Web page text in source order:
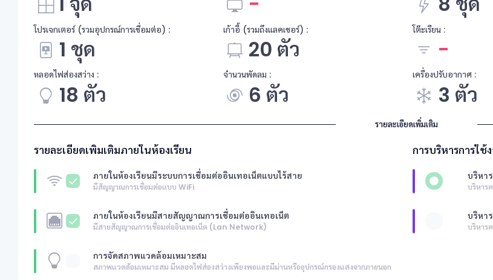
โปรเจกเตอร์ (รวมอุปกรณ์การเชื่อมต่อ) :
1 ชุด
เก้าอี้ (รวมถึงแลคเชอร์) :
20 ตัว
โต๊ะเรียน :
-
หลอดไฟส่องสว่าง :
18 ตัว
จำนวนพัดลม :
6 ตัว
เครื่องปรับอากาศ :
3 ตัว
รายละเอียดเพิ่มเติม
รายละเอียดเพิ่มเติมภายในห้องเรียน
ภายในห้องเรียนมีระบบการเชื่อมต่ออินเทอเน็ตแบบไร้สาย
มีสัญญาณการเชื่อมต่อแบบ WiFi
ภายในห้องเรียนมีสายสัญญาณการเชื่อมต่ออินเทอเน็ต
มีสายสัญญาณการเชื่อมต่ออินเทอเน็ต (Lan Network)
การจัดสภาพแวดล้อมเหมาะสม
สภาพแวดล้อมเหมาะสม มีหลอดไฟส่องสว่างเพียงพอและมีม่านหรืออุปกรณ์กรองแสงจากภายนอก
การบริหารการใช้
บริหา
บริหาร
บริหา
บริหาร